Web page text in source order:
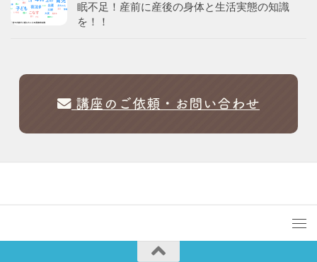
眠不足！産前に産後の身体と生活実態の知識
を！！
講座のご依頼・お問い合わせ